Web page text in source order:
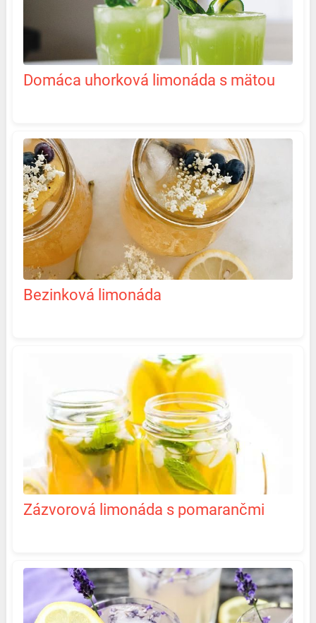
Domáca uhorková limonáda s mätou
Bezinková limonáda
Zázvorová limonáda s pomarančmi